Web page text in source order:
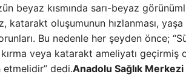
beyaz kısmında sarı-beyaz
oluşumunun hızlanması, yaşa
Bu nedenle her şeyden önce;
veya katarakt ameliyatı geçirmiş
dedi.Anadolu Sağlık Merkezi